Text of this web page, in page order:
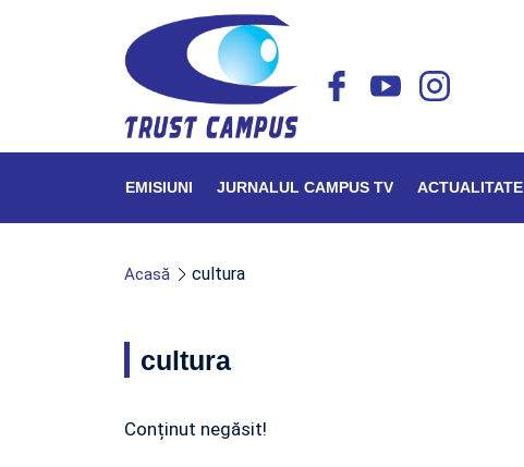
EMISIUNI JURNALUL CAMPUS TV ACTUALITATE
Acasă cultura
cultura
Conținut negăsit!